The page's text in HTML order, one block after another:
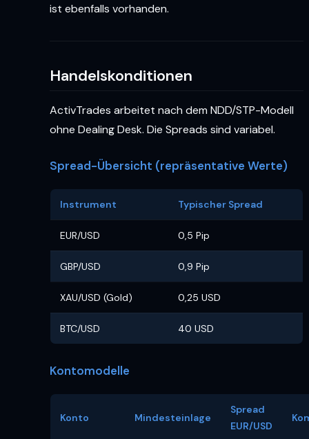
ist ebenfalls vorhanden.
Handelskonditionen
ActivTrades arbeitet nach dem NDD/STP-Modell
ohne Dealing Desk. Die Spreads sind variabel.
Spread-Übersicht (repräsentative Werte)
Instrument Typischer Spread
EUR/USD 0,5 Pip
GBP/USD 0,9 Pip
XAU/USD (Gold) 0,25 USD
BTC/USD 40 USD
Kontomodelle
Konto Mindesteinlage
Spread
EUR/USD